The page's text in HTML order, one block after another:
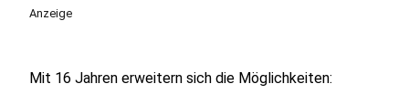
Anzeige
Mit 16 Jahren erweitern sich die Möglichkeiten: